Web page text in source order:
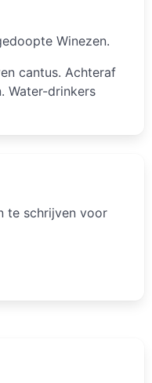
Winezen.
cantus. Achteraf
Water-drinkers
te schrijven voor